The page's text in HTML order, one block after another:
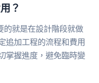
？
的就是在設計階段就做
追加工程的流程和費用
掌握進度，避免臨時變